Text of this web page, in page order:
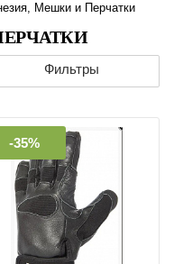
Мешки и Перчатки
Фильтры
-35%